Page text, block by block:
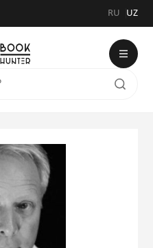
RU UZ